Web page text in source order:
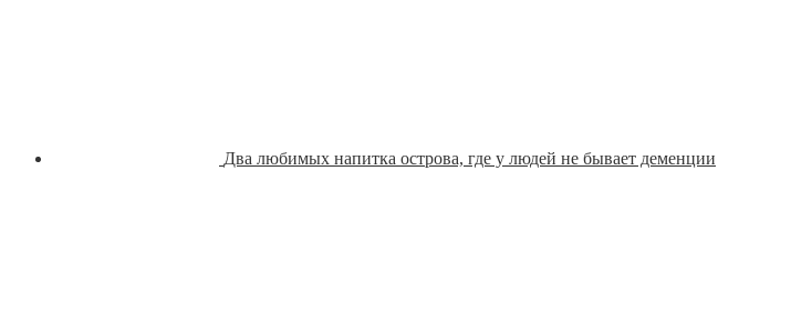
Два любимых напитка острова, где у людей не бывает деменции